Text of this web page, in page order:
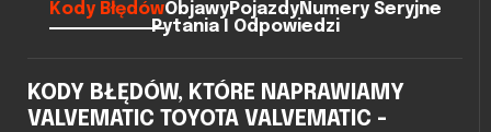
Kody BłędówObjawyPojazdyNumery Seryjne
Pytania I Odpowiedzi
KODY BŁĘDÓW, KTÓRE NAPRAWIAMY
VALVEMATIC TOYOTA VALVEMATIC -